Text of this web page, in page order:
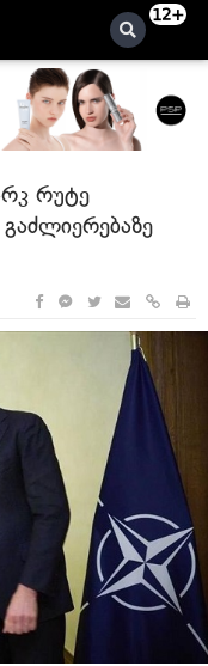
12+
რუტე